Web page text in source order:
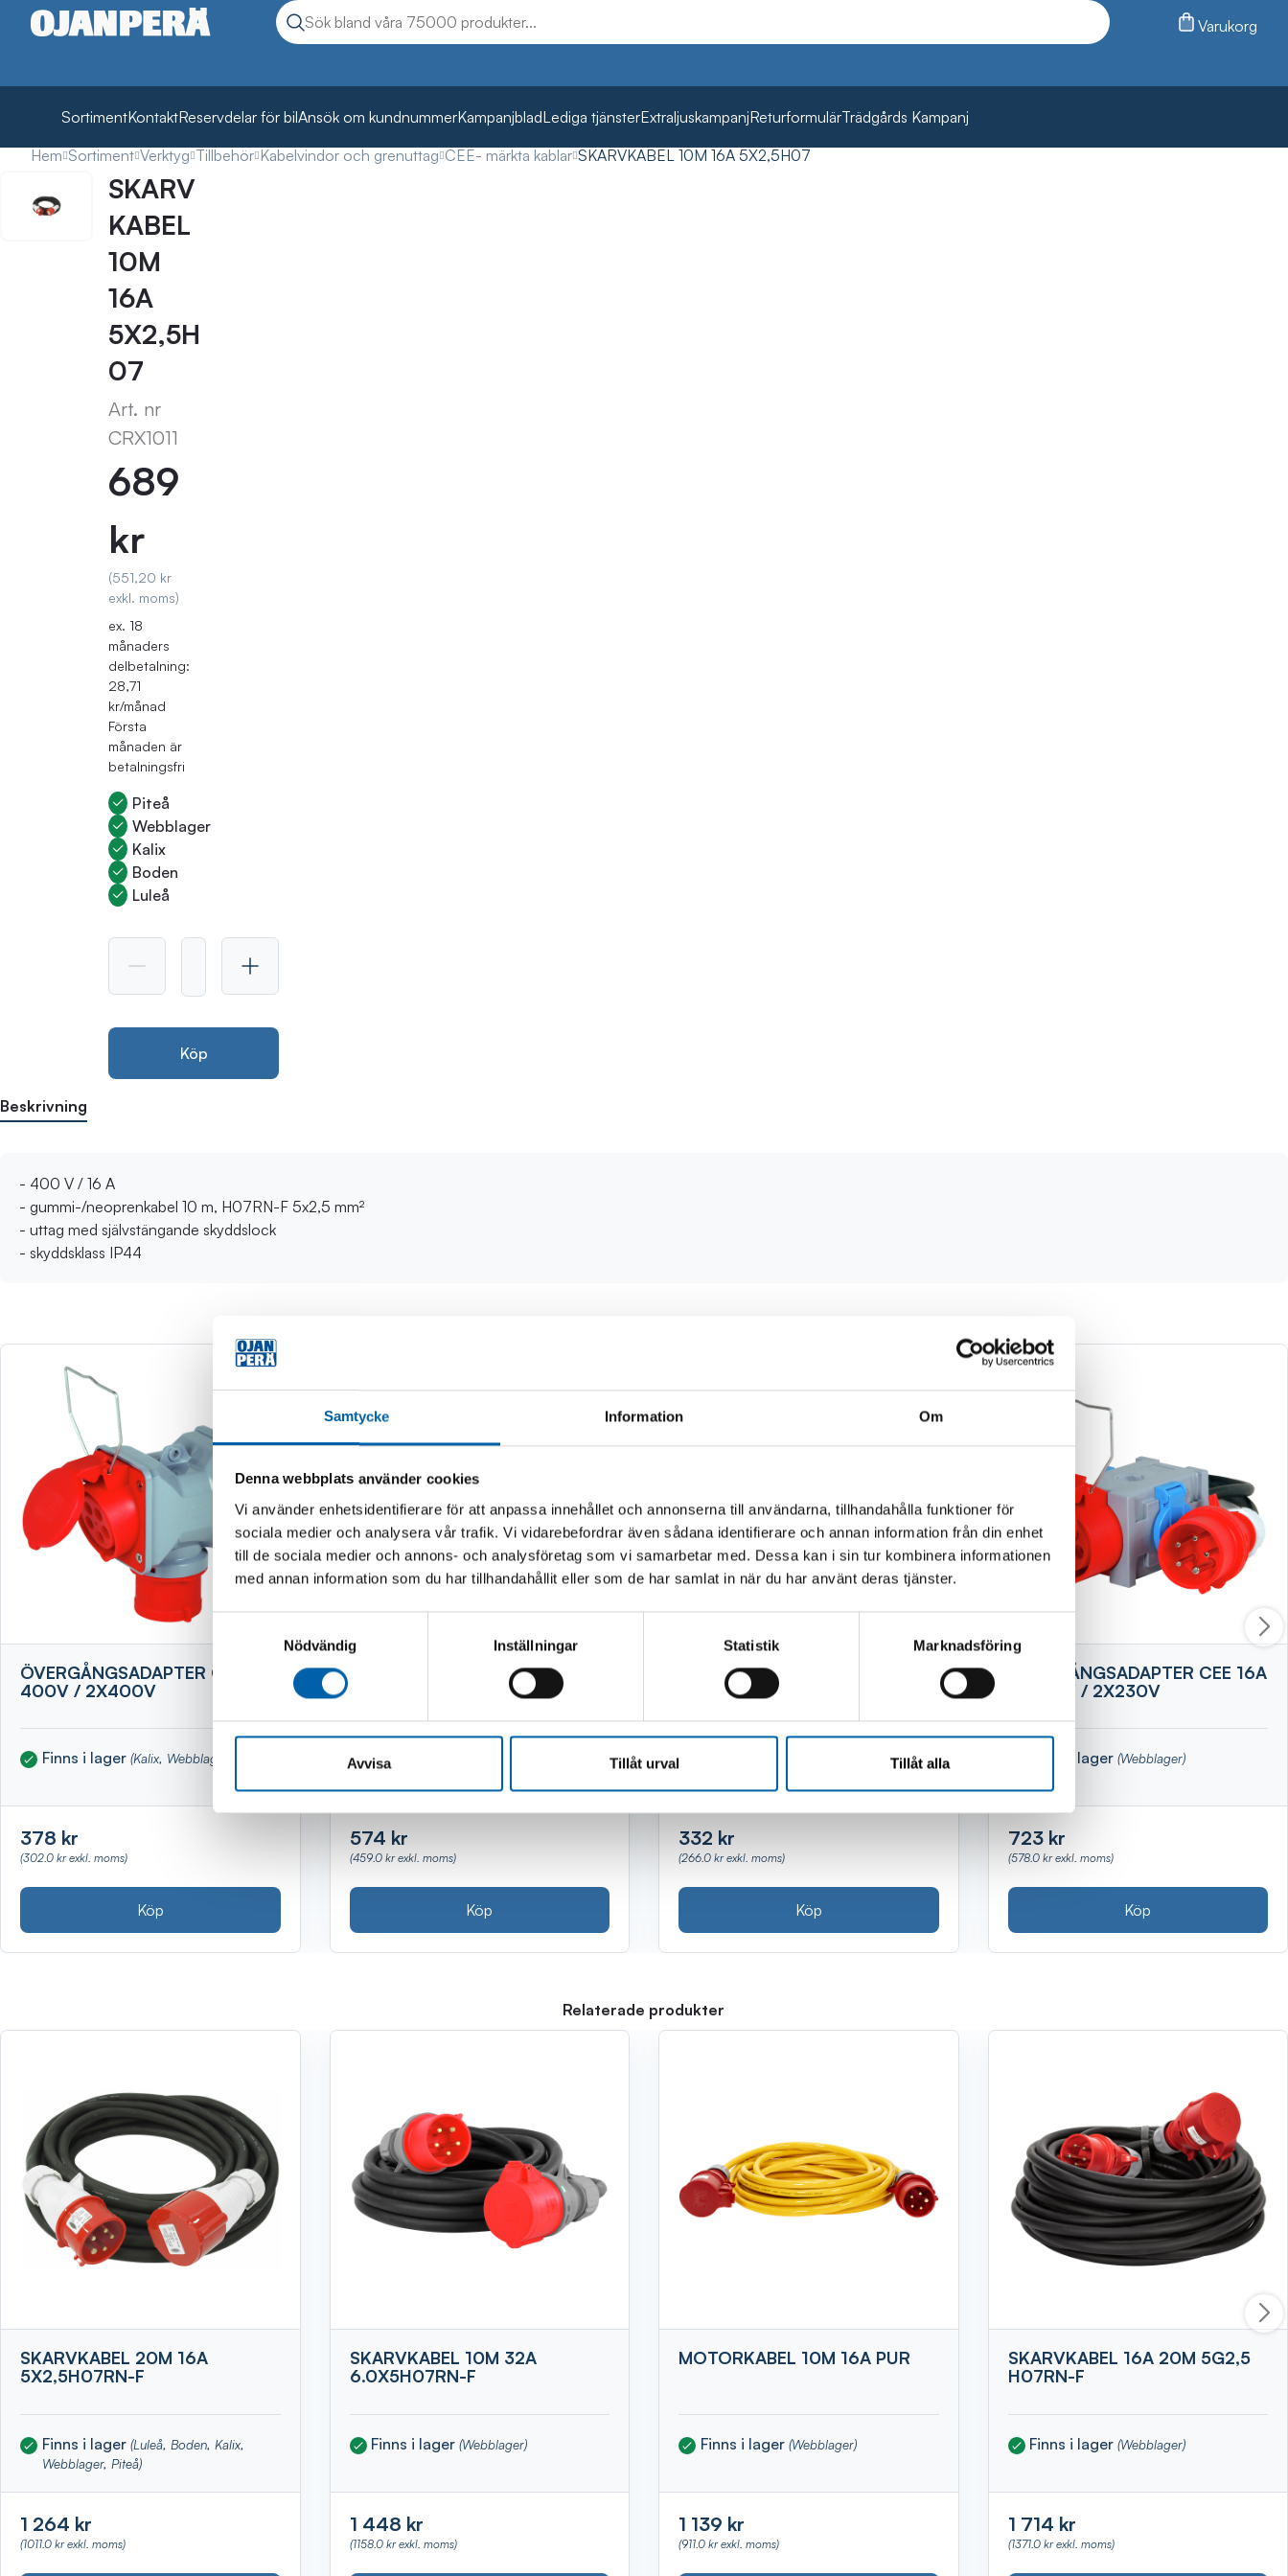
Samtycke Information Om
Denna webbplats använder cookies
Vi använder enhetsidentifierare för att anpassa innehållet och annonserna till användarna, tillhandahålla funktioner för
sociala medier och analysera vår trafik. Vi vidarebefordrar även sådana identifierare och annan information från din enhet
till de sociala medier och annons- och analysföretag som vi samarbetar med. Dessa kan i sin tur kombinera informationen
med annan information som du har tillhandahållit eller som de har samlat in när du har använt deras tjänster.
Nödvändig
Inställningar Statistik Marknadsföring
Avvisa Tillåt urval Tillåt alla
Sök produkter
Sök Varukorg
SortimentKontaktReservdelar för bilAnsök om kundnummerKampanjbladLediga tjänsterExtraljuskampanjReturformulärTrädgårds Kampanj
Hem Sortiment Verktyg Tillbehör Kabelvindor och grenuttag CEE- märkta kablar SKARVKABEL 10M 16A 5X2,5H07
SKARV
KABEL
10M
16A
5X2,5H
07
Art. nr
CRX1011
689
kr
(551,20 kr
exkl. moms)
ex. 18
månaders
delbetalning:
28,71
kr/månad
Första
månaden är
betalningsfri
Piteå
Webblager
Kalix
Boden
Luleå
Köp
Beskrivning
- 400 V / 16 A
- gummi-/neoprenkabel 10 m, H07RN-F 5x2,5 mm²
- uttag med självstängande skyddslock
- skyddsklass IP44
ÖVERGÅNGSADAPTER CEE 16A
400V / 2X400V
Finns i lager (Kalix, Webblager)
378 kr
(302.0 kr exkl. moms)
Köp
ÖVERGÅNGSADAPTER CEE 16A
Finns i lager
574 kr
(459.0 kr exkl. moms)
Köp
ÖVERGÅNGSADAPTER CEE 16A
400V / 3X230V
332 kr
(266.0 kr exkl. moms)
Köp
ÖVERGÅNGSADAPTER CEE 16A
1X400V / 2X230V
Finns i lager(Webblager)
723 kr
(578.0 kr exkl. moms)
Köp
Relaterade produkter
SKARVKABEL 20M 16A
5X2,5H07RN-F
Finns i lager (Luleå, Boden, Kalix,
Webblager, Piteå)
1 264 kr
(1011.0 kr exkl. moms)
SKARVKABEL 10M 32A
6.0X5H07RN-F
Finns i lager(Webblager)
1 448 kr
(1158.0 kr exkl. moms)
MOTORKABEL 10M 16A PUR
Finns i lager (Webblager)
1 139 kr
(911.0 kr exkl. moms)
SKARVKABEL 16A 20M 5G2,5
H07RN-F
Finns i lager(Webblager)
1 714 kr
(1371.0 kr exkl. moms)